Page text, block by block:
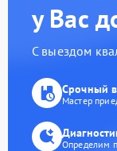
у Вас
С выездом
Срочный
Мастер
Определим